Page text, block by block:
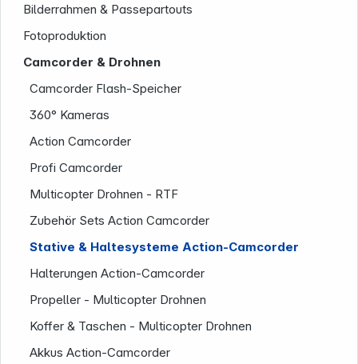
Bilderrahmen & Passepartouts
Fotoproduktion
Camcorder & Drohnen
Camcorder Flash-Speicher
360° Kameras
Action Camcorder
Profi Camcorder
Multicopter Drohnen - RTF
Zubehör Sets Action Camcorder
Stative & Haltesysteme Action-Camcorder
Halterungen Action-Camcorder
Propeller - Multicopter Drohnen
Koffer & Taschen - Multicopter Drohnen
Akkus Action-Camcorder
Service